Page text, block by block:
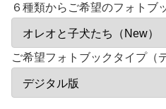
６種類からご希望のフォトブ
ご希望フォトブックタイプ（